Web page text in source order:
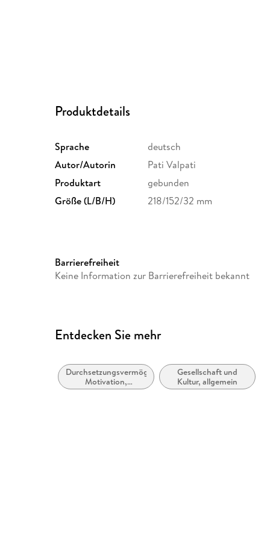
Produktdetails
Sprache
deutsch
Autor/Autorin
Pati Valpati
Produktart
gebunden
Größe (L/B/H)
218/152/32 mm
Barrierefreiheit
Keine Information zur Barrierefreiheit bekannt
Entdecken Sie mehr
Durchsetzungsvermögen,
Motivation,
Selbstwertgefühl und
Gesellschaft und
Kultur, allgemein